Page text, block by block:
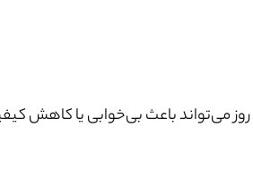
روز می‌تواند باعث بی‌خوابی یا کاهش